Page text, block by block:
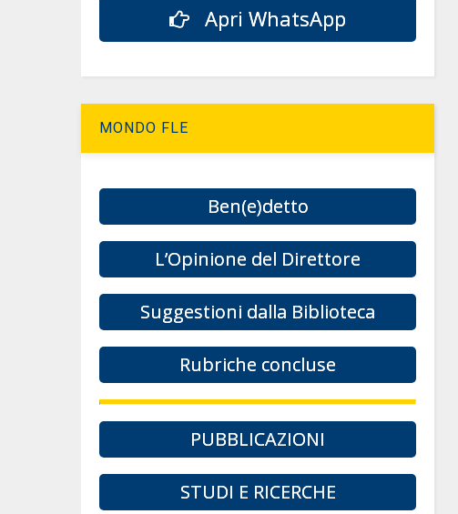
Apri WhatsApp
MONDO FLE
Ben(e)detto
L’Opinione del Direttore
Suggestioni dalla Biblioteca
Rubriche concluse
PUBBLICAZIONI
STUDI E RICERCHE